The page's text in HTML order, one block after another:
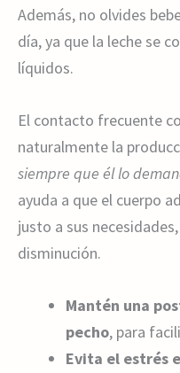
Además, no olvides
día, ya que la leche se
líquidos.
El contacto frecuente
naturalmente la
siempre que él lo
ayuda a que el cuerpo
justo a sus
disminución.
Mantén una
pecho, para
Evita el estrés